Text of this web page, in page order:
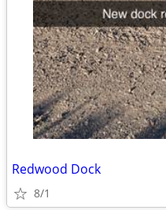
Redwood Dock
8/1